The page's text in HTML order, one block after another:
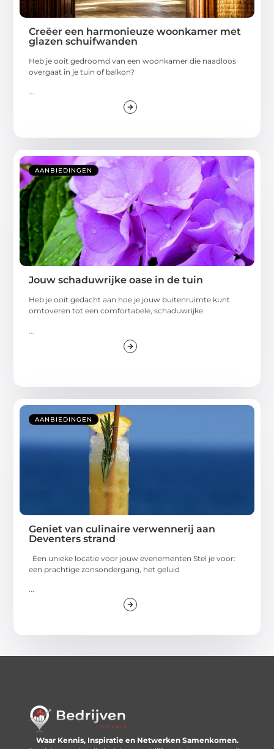
Creëer een harmonieuze woonkamer met
glazen schuifwanden
Heb je ooit gedroomd van een woonkamer die naadloos
overgaat in je tuin of balkon?
...
AANBIEDINGEN
Jouw schaduwrijke oase in de tuin
Heb je ooit gedacht aan hoe je jouw buitenruimte kunt
omtoveren tot een comfortabele, schaduwrijke
AANBIEDINGEN
Geniet van culinaire verwennerij aan
Deventers strand
Een unieke locatie voor jouw evenementen Stel je voor:
een prachtige zonsondergang, het geluid
Waar Kennis, Inspiratie en Netwerken Samenkomen.